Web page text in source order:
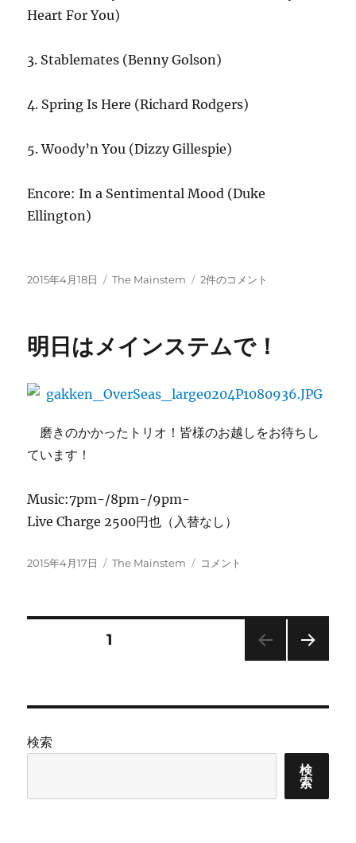
Heart For You)
3. Stablemates (Benny Golson)
4. Spring Is Here (Richard Rodgers)
5. Woody’n You (Dizzy Gillespie)
Encore: In a Sentimental Mood (Duke
Ellington)
投
2015年4月18日
カ
ー
The Mainstem
4/18(土)
之
ン
テ
目
の
2件のコメント
明日はメインステムで！
磨きのかかったトリオ！皆様のお越しをお待ちし
ています！
Music:7pm-/8pm-/9pm-
Live Charge 2500円也（入替なし）
投
2015年4月17日
カ
The Mainstem
明
で！
コメント
の
ペ
ー
固定ページ1
検索
検
索